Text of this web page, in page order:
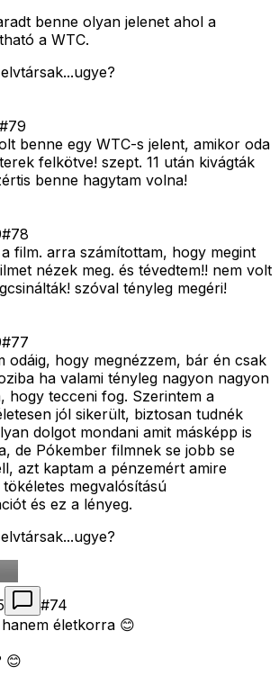
benne olyan jelenet ahol a
a WTC.
#79
benne egy WTC-s jelent, amikor oda
felkötve! szept. 11 után kivágták
benne hagytam volna!
#78
film. arra számítottam, hogy megint
nézek meg. és tévedtem!! nem volt
szóval tényleg megéri!
#77
odáig, hogy megnézzem, bár én csak
ha valami tényleg nagyon nagyon
hogy tecceni fog. Szerintem a
jól sikerült, biztosan tudnék
dolgot mondani amit másképp is
de Pókember filmnek se jobb se
azt kaptam a pénzemért amire
megvalósítású
és ez a lényeg.
#74
életkorra 😊
😊